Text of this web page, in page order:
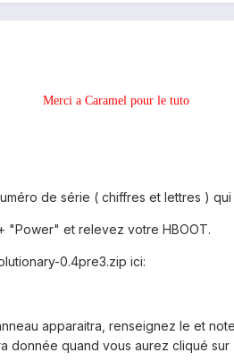
Merci a Caramel pour le tuto
de série ( chiffres et lettres )
"Power" et relevez votre HBOOT.
0.4pre3.zip ici:
apparaitra, renseignez le et
donnée quand vous aurez cliqué